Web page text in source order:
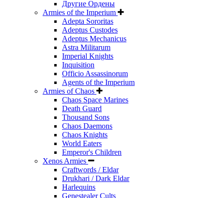
Другие Ордены
Armies of the Imperium
Adepta Sororitas
Adeptus Custodes
Adeptus Mechanicus
Astra Militarum
Imperial Knights
Inquisition
Officio Assassinorum
Agents of the Imperium
Armies of Chaos
Chaos Space Marines
Death Guard
Thousand Sons
Chaos Daemons
Chaos Knights
World Eaters
Emperor's Children
Xenos Armies
Craftwords / Eldar
Drukhari / Dark Eldar
Harlequins
Genestealer Cults